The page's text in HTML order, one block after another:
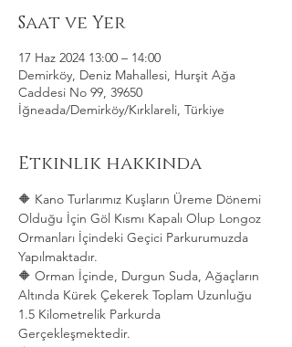
Saat ve Yer
17 Haz 2024 13:00 – 14:00
Demirköy, Deniz Mahallesi, Hurşit Ağa
Caddesi No 99, 39650
İğneada/Demirköy/Kırklareli, Türkiye
Etkinlik hakkında
🔶 Kano Turlarımız Kuşların Üreme Dönemi
Olduğu İçin Göl Kısmı Kapalı Olup Longoz
Ormanları İçindeki Geçici Parkurumuzda
Yapılmaktadır.
🔶 Orman İçinde, Durgun Suda, Ağaçların
Altında Kürek Çekerek Toplam Uzunluğu
1.5 Kilometrelik Parkurda
Gerçekleşmektedir.